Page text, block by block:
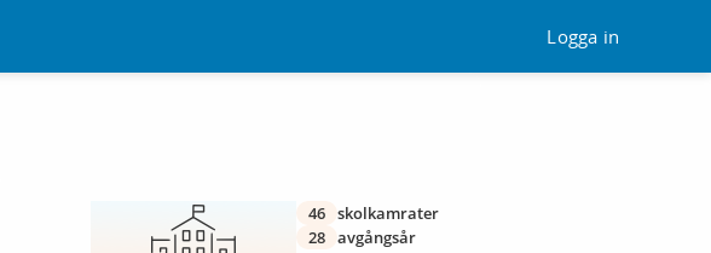
Logga in
46 skolkamrater
28 avgångsår